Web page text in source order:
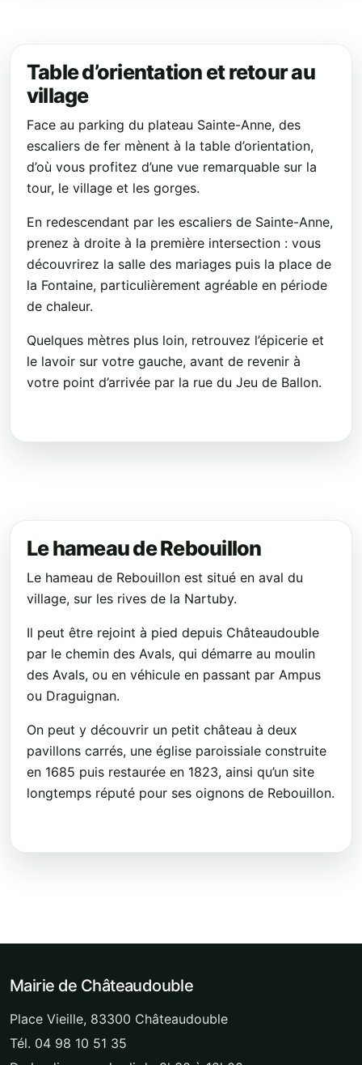
Table d’orientation et retour au
village
Face au parking du plateau Sainte-Anne, des
escaliers de fer mènent à la table d’orientation,
d’où vous profitez d’une vue remarquable sur la
tour, le village et les gorges.
En redescendant par les escaliers de Sainte-Anne,
prenez à droite à la première intersection : vous
découvrirez la salle des mariages puis la place de
la Fontaine, particulièrement agréable en période
de chaleur.
Quelques mètres plus loin, retrouvez l’épicerie et
le lavoir sur votre gauche, avant de revenir à
votre point d’arrivée par la rue du Jeu de Ballon.
Le hameau de Rebouillon
Le hameau de Rebouillon est situé en aval du
village, sur les rives de la Nartuby.
Il peut être rejoint à pied depuis Châteaudouble
par le chemin des Avals, qui démarre au moulin
des Avals, ou en véhicule en passant par Ampus
ou Draguignan.
On peut y découvrir un petit château à deux
pavillons carrés, une église paroissiale construite
en 1685 puis restaurée en 1823, ainsi qu’un site
longtemps réputé pour ses oignons de Rebouillon.
Mairie de Châteaudouble
Place Vieille, 83300 Châteaudouble
Tél. 04 98 10 51 35